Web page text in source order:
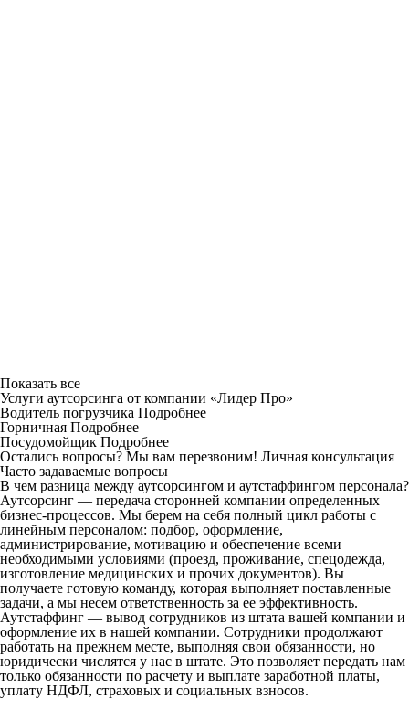
Показать все
Услуги аутсорсинга от компании «Лидер Про»
Водитель погрузчика Подробнее
Горничная Подробнее
Посудомойщик Подробнее
Остались вопросы? Мы вам перезвоним! Личная консультация
Часто задаваемые вопросы
В чем разница между аутсорсингом и аутстаффингом персонала?
Аутсорсинг — передача сторонней компании определенных
бизнес-процессов. Мы берем на себя полный цикл работы с
линейным персоналом: подбор, оформление,
администрирование, мотивацию и обеспечение всеми
необходимыми условиями (проезд, проживание, спецодежда,
изготовление медицинских и прочих документов). Вы
получаете готовую команду, которая выполняет поставленные
задачи, а мы несем ответственность за ее эффективность.
Аутстаффинг — вывод сотрудников из штата вашей компании и
оформление их в нашей компании. Сотрудники продолжают
работать на прежнем месте, выполняя свои обязанности, но
юридически числятся у нас в штате. Это позволяет передать нам
только обязанности по расчету и выплате заработной платы,
уплату НДФЛ, страховых и социальных взносов.